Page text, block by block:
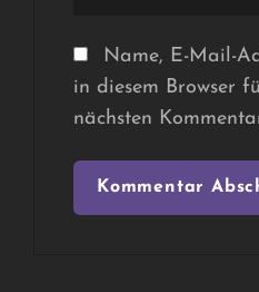
Name, E-Mail-
in diesem Browser
nächsten